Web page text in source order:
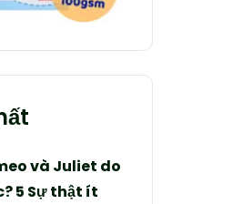
và Juliet do
5 Sự thật ít